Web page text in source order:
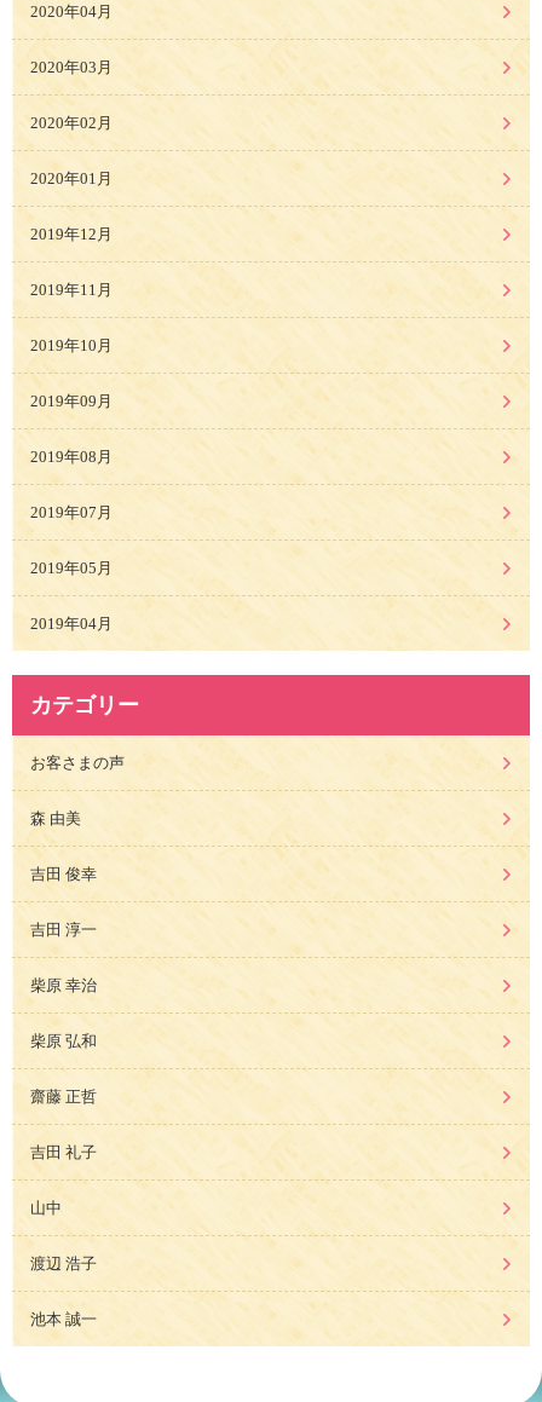
2020年04月
2020年03月
2020年02月
2020年01月
2019年12月
2019年11月
2019年10月
2019年09月
2019年08月
2019年07月
2019年05月
2019年04月
カテゴリー
お客さまの声
森 由美
吉田 俊幸
吉田 淳一
柴原 幸治
柴原 弘和
齋藤 正哲
吉田 礼子
山中
渡辺 浩子
池本 誠一